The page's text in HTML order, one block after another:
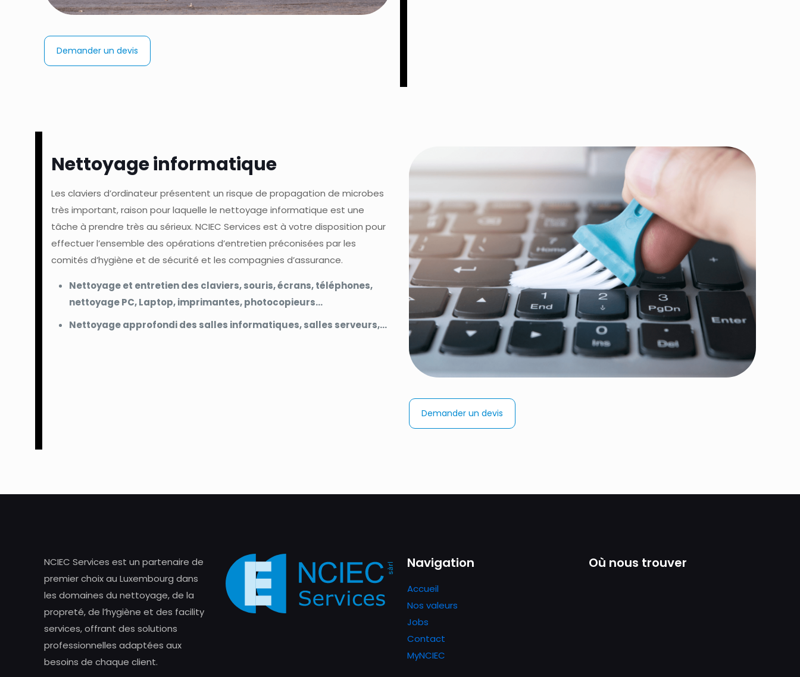
Demander un devis
Nettoyage informatique
Les claviers d’ordinateur présentent un risque de propagation de microbes
très important, raison pour laquelle le nettoyage informatique est une
tâche à prendre très au sérieux. NCIEC Services est à votre disposition pour
effectuer l’ensemble des opérations d’entretien préconisées par les
comités d’hygiène et de sécurité et les compagnies d’assurance.
Nettoyage et entretien des claviers, souris, écrans, téléphones,
nettoyage PC, Laptop, imprimantes, photocopieurs…
Nettoyage approfondi des salles informatiques, salles serveurs,…
Demander un devis
NCIEC Services est un partenaire de
premier choix au Luxembourg dans
les domaines du nettoyage, de la
propreté, de l’hygiène et des facility
services, offrant des solutions
professionnelles adaptées aux
besoins de chaque client.
Navigation
Accueil
Nos valeurs
Jobs
Contact
MyNCIEC
Où nous trouver